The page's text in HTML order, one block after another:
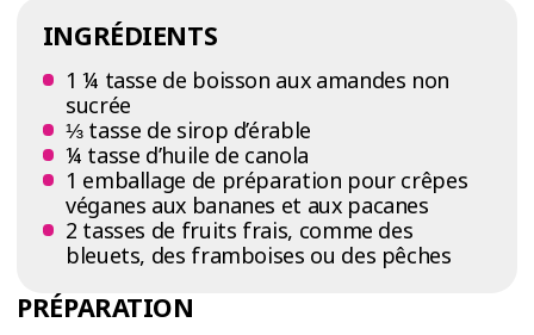
INGRÉDIENTS
1 ¼ tasse de boisson aux amandes non
sucrée
⅓ tasse de sirop d’érable
¼ tasse d’huile de canola
1 emballage de préparation pour crêpes
véganes aux bananes et aux pacanes
2 tasses de fruits frais, comme des
bleuets, des framboises ou des pêches
PRÉPARATION